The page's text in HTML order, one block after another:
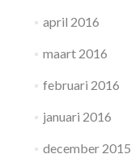
april 2016
maart 2016
februari 2016
januari 2016
december 2015